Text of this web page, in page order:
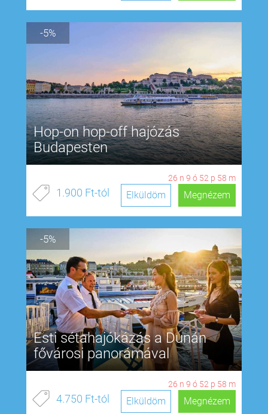
-5%
Hop-on hop-off hajózás
Budapesten
26 n 9 ó 52 p 57 m
1.900 Ft-tól Megnézem
Elküldöm
-5%
Esti sétahajókázás a Dunán
fővárosi panorámával
26 n 9 ó 52 p 57 m
4.750 Ft-tól Megnézem
Elküldöm